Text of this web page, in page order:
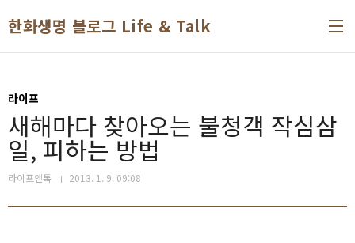
한화생명 블로그 Life & Talk
라이프
새해마다 찾아오는 불청객 작심삼
일, 피하는 방법
라이프앤톡 2013. 1. 9. 09:08